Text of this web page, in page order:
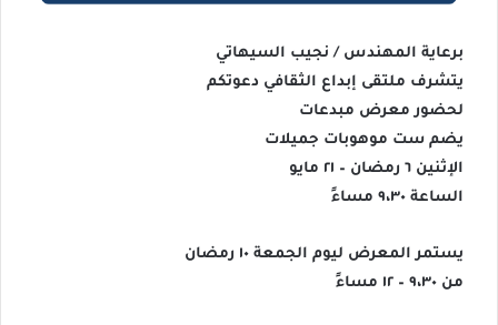
برعاية المهندس / نجيب السيهاتي
يتشرف ملتقى إبداع الثقافي دعوتكم
لحضور معرض مبدعات
يضم ست موهوبات جميلات
الإثنين ٦ رمضان – ٢١ مايو
الساعة ٩،٣٠ مساءً
يستمر المعرض ليوم الجمعة ١٠ رمضان
من ٩،٣٠ – ١٢ مساءً